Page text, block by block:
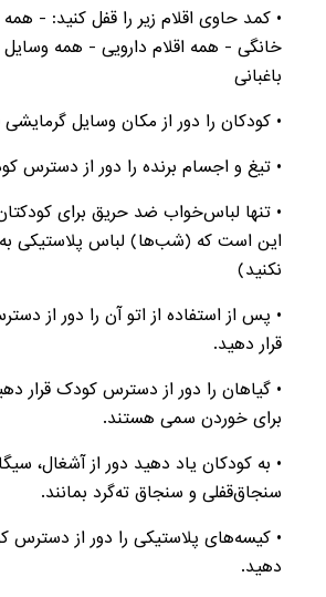
• کمد حاوی اقلام زیر را قفل کنید: -
خانگی - همه اقلام دارویی - همه وسایل
باغبانی
• کودکان را دور از مکان وسایل گرمایشی
• تیغ و اجسام برنده را دور از دسترس
• تنها لباس‌خواب ضد حریق برای
این است که (شب‌ها) لباس پلاستیکی
نکنید)
• پس از استفاده از اتو آن را دور از
قرار دهید.
• گیاهان را دور از دسترس کودک قرار
برای خوردن سمی هستند.
• به کودکان یاد دهید دور از آشغال،
سنجاق‌قفلی و سنجاق ته‌گرد بمانند.
• کیسه‌های پلاستیکی را دور از دسترس
دهید.